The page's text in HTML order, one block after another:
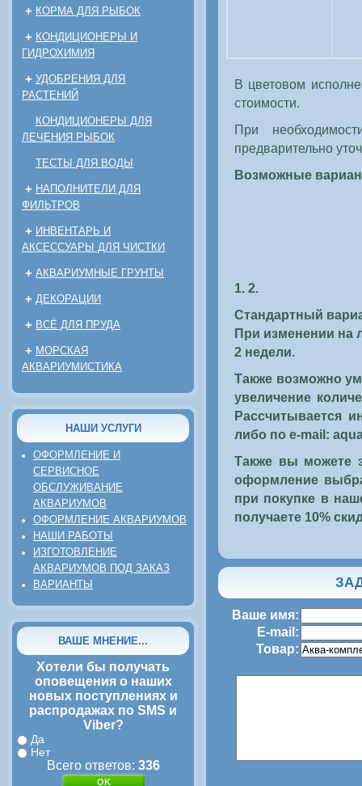
+ КОРМА ДЛЯ РЫБОК
+ КОНДИЦИОНЕРЫ И
ГИДРОХИМИЯ
+ УДОБРЕНИЯ ДЛЯ
РАСТЕНИЙ
КОНДИЦИОНЕРЫ ДЛЯ
ЛЕЧЕНИЯ РЫБОК
ТЕСТЫ ДЛЯ ВОДЫ
+ НАПОЛНИТЕЛИ ДЛЯ
ФИЛЬТРОВ
+ ИНВЕНТАРЬ И
АКСЕССУАРЫ ДЛЯ ЧИСТКИ
+ АКВАРИУМНЫЕ ГРУНТЫ
+ ДЕКОРАЦИИ
+ ВСЁ ДЛЯ ПРУДА
+ МОРСКАЯ
АКВАРИУМИСТИКА
НАШИ УСЛУГИ
ОФОРМЛЕНИЕ И
СЕРВИСНОЕ
ОБСЛУЖИВАНИЕ
АКВАРИУМОВ
ОФОРМЛЕНИЕ АКВАРИУМОВ
НАШИ РАБОТЫ
ИЗГОТОВЛЕНИЕ
АКВАРИУМОВ ПОД ЗАКАЗ
ВАРИАНТЫ
ВАШЕ МНЕНИЕ...
Хотели бы получать
оповещения о наших
новых поступлениях и
распродажах по SMS и
Viber?
Да
Нет
Всего ответов: 336
В цветовом
стоимости.
При
предварительно
Возможные
1. 2.
Стандартный
При изменении на
2 недели.
Также возможно
увеличение
Рассчитывается
либо по e-mail:
Также вы можете
оформление
при покупке в
получаете 10%
Ваше имя:
E-mail:
Товар: